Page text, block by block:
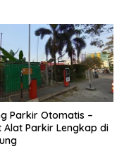
Parkir Otomatis –
Alat Parkir Lengkap di